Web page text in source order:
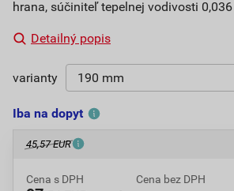
hrana, súčiniteľ tepelnej vodivosti
Detailný popis
varianty
Iba na dopyt
45,57 EUR
Cena s DPH Cena bez DPH